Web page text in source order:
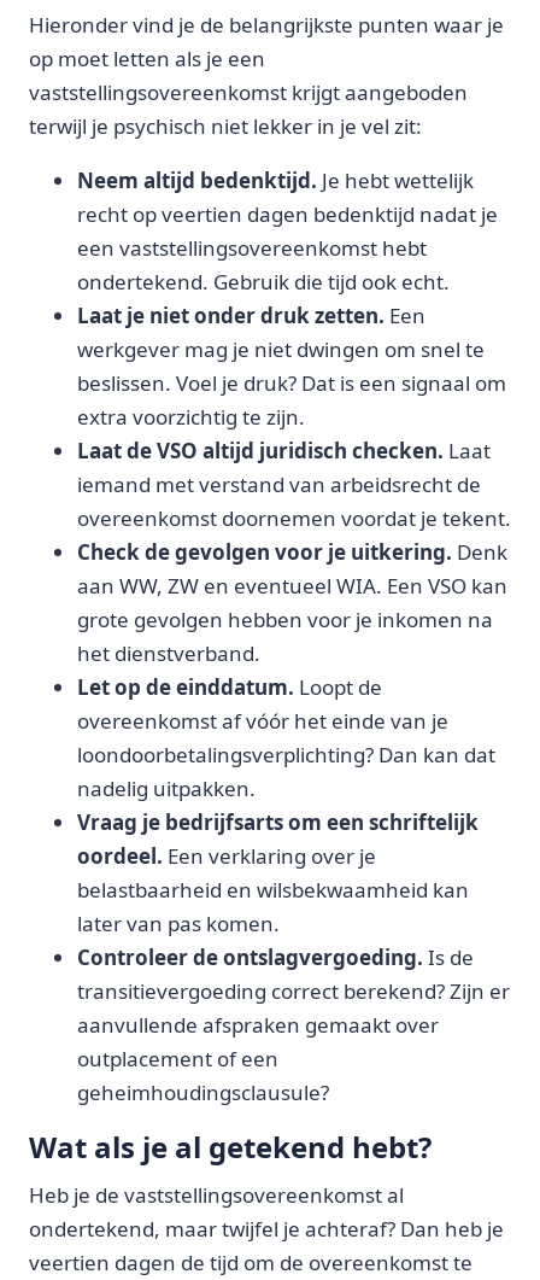
Hieronder vind je de belangrijkste punten waar je
op moet letten als je een
vaststellingsovereenkomst krijgt aangeboden
terwijl je psychisch niet lekker in je vel zit:
Neem altijd bedenktijd. Je hebt wettelijk
recht op veertien dagen bedenktijd nadat je
een vaststellingsovereenkomst hebt
ondertekend. Gebruik die tijd ook echt.
Laat je niet onder druk zetten. Een
werkgever mag je niet dwingen om snel te
beslissen. Voel je druk? Dat is een signaal om
extra voorzichtig te zijn.
Laat de VSO altijd juridisch checken. Laat
iemand met verstand van arbeidsrecht de
overeenkomst doornemen voordat je tekent.
Check de gevolgen voor je uitkering. Denk
aan WW, ZW en eventueel WIA. Een VSO kan
grote gevolgen hebben voor je inkomen na
het dienstverband.
Let op de einddatum. Loopt de
overeenkomst af vóór het einde van je
loondoorbetalingsverplichting? Dan kan dat
nadelig uitpakken.
Vraag je bedrijfsarts om een schriftelijk
oordeel. Een verklaring over je
belastbaarheid en wilsbekwaamheid kan
later van pas komen.
Controleer de ontslagvergoeding. Is de
transitievergoeding correct berekend? Zijn er
aanvullende afspraken gemaakt over
outplacement of een
geheimhoudingsclausule?
Wat als je al getekend hebt?
Heb je de vaststellingsovereenkomst al
ondertekend, maar twijfel je achteraf? Dan heb je
veertien dagen de tijd om de overeenkomst te